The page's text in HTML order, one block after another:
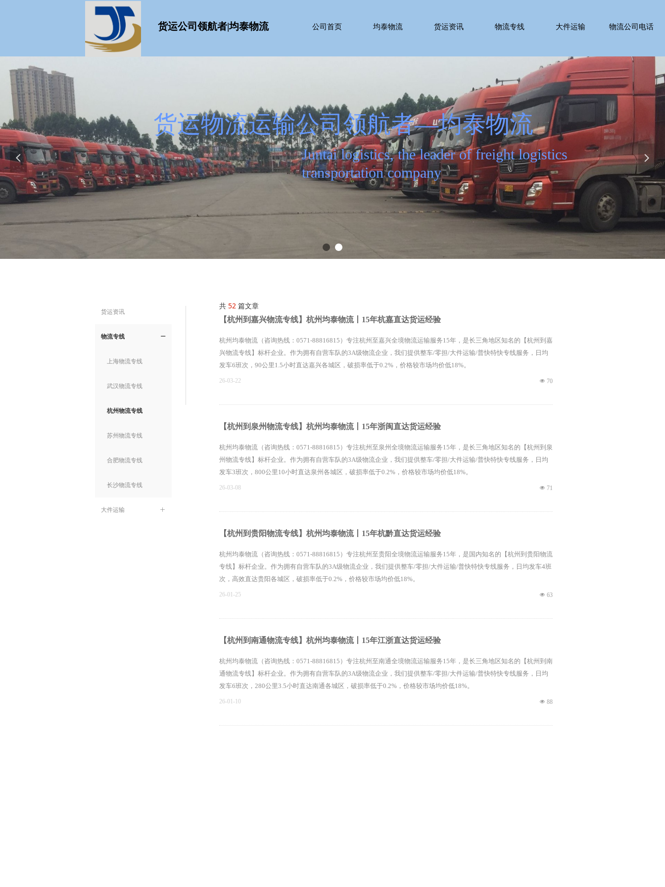
均泰物流-放心、省心、安心的物流运输服务商
Juntai logistics is a safe, worry free and reassuring logistics transportation service
provider
넳 넲
公司首页 均泰物流 货运资讯 物流专线 大件运输
大件运输
物流公司电话
物流公司电话
货运公司领航者|均泰物流
共 52 篇文章
【杭州到嘉兴物流专线】杭州均泰物流丨15年杭嘉直达货运经验
杭州均泰物流（咨询热线：0571-88816815）专注杭州至嘉兴全境物流运输服务15年，是长三角地区知名的【杭州到嘉
兴物流专线】标杆企业。作为拥有自营车队的3A级物流企业，我们提供整车/零担/大件运输/普快特快专线服务，日均
发车6班次，90公里1.5小时直达嘉兴各城区，破损率低于0.2%，价格较市场均价低18%。
넶 70
26-03-22
【杭州到泉州物流专线】杭州均泰物流丨15年浙闽直达货运经验
杭州均泰物流（咨询热线：0571-88816815）专注杭州至泉州全境物流运输服务15年，是长三角地区知名的【杭州到泉
州物流专线】标杆企业。作为拥有自营车队的3A级物流企业，我们提供整车/零担/大件运输/普快特快专线服务，日均
发车3班次，800公里10小时直达泉州各城区，破损率低于0.2%，价格较市场均价低18%。
넶 71
26-03-08
【杭州到贵阳物流专线】杭州均泰物流丨15年杭黔直达货运经验
杭州均泰物流（咨询热线：0571-88816815）专注杭州至贵阳全境物流运输服务15年，是国内知名的【杭州到贵阳物流
专线】标杆企业。作为拥有自营车队的3A级物流企业，我们提供整车/零担/大件运输/普快特快专线服务，日均发车4班
次，高效直达贵阳各城区，破损率低于0.2%，价格较市场均价低18%。
넶 63
26-01-25
【杭州到南通物流专线】杭州均泰物流丨15年江浙直达货运经验
杭州均泰物流（咨询热线：0571-88816815）专注杭州至南通全境物流运输服务15年，是长三角地区知名的【杭州到南
通物流专线】标杆企业。作为拥有自营车队的3A级物流企业，我们提供整车/零担/大件运输/普快特快专线服务，日均
发车6班次，280公里3.5小时直达南通各城区，破损率低于0.2%，价格较市场均价低18%。
넶 88
26-01-10
货运资讯
ꄵ
物流专线
上海物流专线
武汉物流专线
杭州物流专线
苏州物流专线
合肥物流专线
长沙物流专线
ꄶ
大件运输